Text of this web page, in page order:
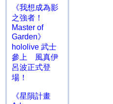
《我想成為影
之強者！
Master of
Garden》
hololive 武士
參上 風真伊
呂波正式登
場！
《星隕計畫